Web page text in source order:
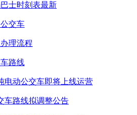
士时刻表最新
交车
理流程
路线
电动公交车即将上线运营
车路线拟调整公告